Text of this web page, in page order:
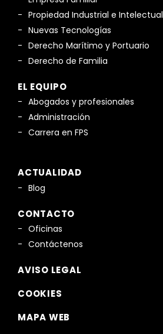
Propiedad Industrial e Intelectual
Nuevas Tecnologías
Derecho Marítimo y Portuario
Derecho de Familia
EL EQUIPO
Abogados y profesionales
Administración
Carrera en FPS
ACTUALIDAD
Blog
CONTACTO
Oficinas
Contáctenos
AVISO LEGAL
COOKIES
MAPA WEB